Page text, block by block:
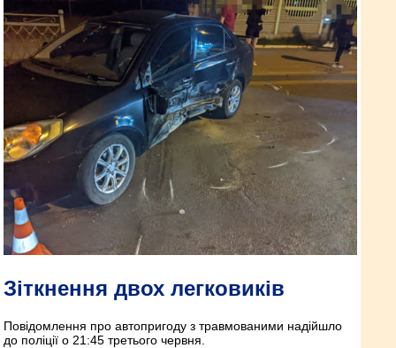
Зіткнення двох легковиків
Повідомлення про автопригоду з травмованими надійшло
до поліції о 21:45 третього червня.